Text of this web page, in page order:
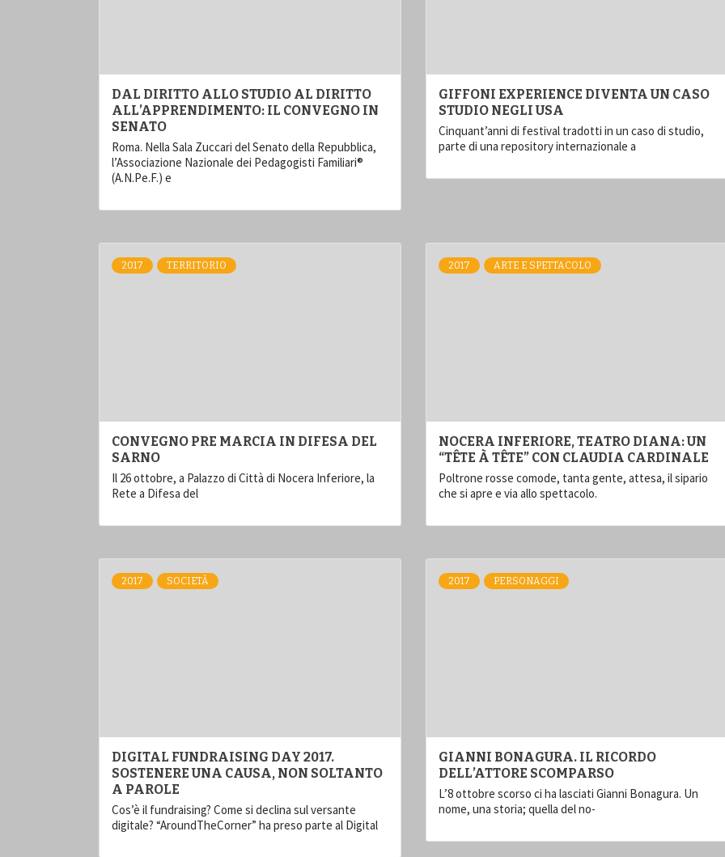
DAL DIRITTO ALLO STUDIO AL DIRITTO
ALL’APPRENDIMENTO: IL CONVEGNO IN
SENATO
Roma. Nella Sala Zuccari del Senato della Repubblica,
l’Associazione Nazionale dei Pedagogisti Familiari®
(A.N.Pe.F.) e
GIFFONI EXPERIENCE DIVENTA UN CASO
STUDIO NEGLI USA
Cinquant’anni di festival tradotti in un caso di studio,
parte di una repository internazionale a
2017 TERRITORIO
CONVEGNO PRE MARCIA IN DIFESA DEL
SARNO
Il 26 ottobre, a Palazzo di Città di Nocera Inferiore, la
Rete a Difesa del
2017 ARTE E SPETTACOLO
NOCERA INFERIORE, TEATRO DIANA: UN
“TÊTE À TÊTE” CON CLAUDIA CARDINALE
Poltrone rosse comode, tanta gente, attesa, il sipario
che si apre e via allo spettacolo.
2017 SOCIETÀ
DIGITAL FUNDRAISING DAY 2017.
SOSTENERE UNA CAUSA, NON SOLTANTO
A PAROLE
Cos’è il fundraising? Come si declina sul versante
digitale? “AroundTheCorner” ha preso parte al Digital
2017 PERSONAGGI
GIANNI BONAGURA. IL RICORDO
DELL’ATTORE SCOMPARSO
L’8 ottobre scorso ci ha lasciati Gianni Bonagura. Un
nome, una storia; quella del no-